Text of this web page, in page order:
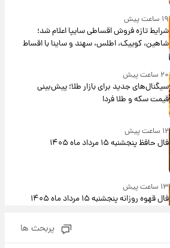
۱۹ ساعت پیش
شرایط تازه فروش اقساطی سایپا اعلام شد؛
شاهین، کوییک، اطلس، سهند و ساینا با اقساط
بلندمدت + جدول
۲۰ ساعت پیش
سیگنال‌های جدید برای بازار طلا؛ پیش‌بینی
قیمت سکه و طلا فردا
۱۲ ساعت پیش
فال حافظ پنجشنبه ۱۵ مرداد ماه ۱۴۰۵
۱۳ ساعت پیش
فال قهوه روزانه پنجشنبه ۱۵ مرداد ماه ۱۴۰۵
پربحث ها